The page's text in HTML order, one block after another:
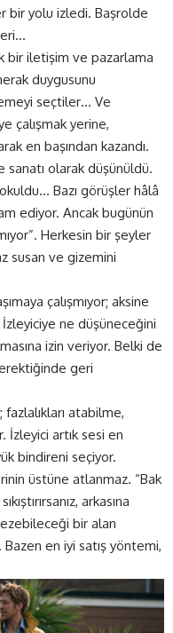
bir yolu izledi. Başrolde
bir iletişim ve pazarlama
duygusunu
seçtiler… Ve
çalışmak yerine,
en başından kazandı.
olarak düşünüldü.
Bazı görüşler hâlâ
ediyor. Ancak bugünün
Herkesin bir şeyler
susan ve gizemini
çalışmıyor; aksine
ne düşüneceğini
izin veriyor. Belki de
geri
atabilme,
İzleyici artık sesi en
bindireni seçiyor.
üstüne atlanmaz. “Bak
arkasına
bir alan
Bazen en iyi satış yöntemi,